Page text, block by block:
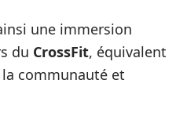
une immersion
du CrossFit, équivalent
la communauté et